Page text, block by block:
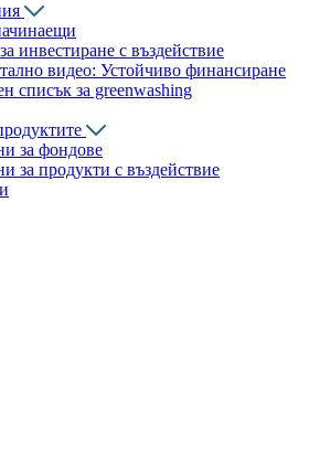
инвестиране с въздействие
видео: Устойчиво финансиране
списък за greenwashing
за фондове
за продукти с въздействие